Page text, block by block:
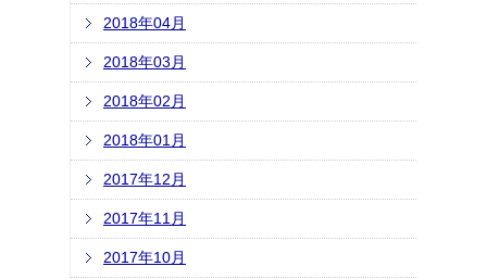
2018年04月
2018年03月
2018年02月
2018年01月
2017年12月
2017年11月
2017年10月